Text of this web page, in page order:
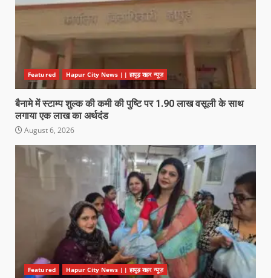
Featured Hapur City News || हापुड़ शहर न्यूज़
बैनामे में स्टाम्प शुल्क की कमी की पुष्टि पर 1.90 लाख वसूली के साथ
लगाया एक लाख का अर्थदंड
August 6, 2026
Featured Hapur City News || हापुड़ शहर न्यूज़